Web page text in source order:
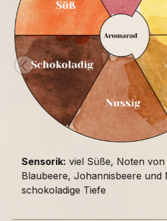
Sensorik: viel Süße, Noten von
Blaubeere, Johannisbeere und
schokoladige Tiefe